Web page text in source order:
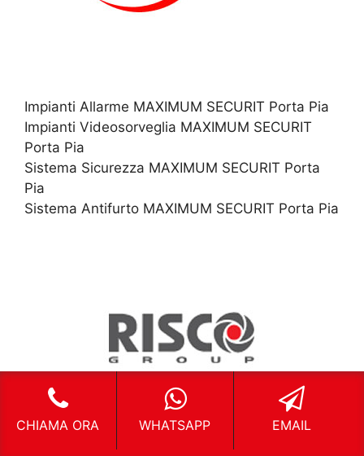
Impianti Allarme MAXIMUM SECURIT Porta Pia
Impianti Videosorveglia MAXIMUM SECURIT
Porta Pia
Sistema Sicurezza MAXIMUM SECURIT Porta
Pia
Sistema Antifurto MAXIMUM SECURIT Porta Pia
CHIAMA ORA WHATSAPP EMAIL